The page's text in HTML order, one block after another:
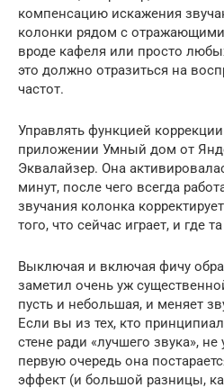
компенсацию искажения
колонки рядом с
вроде кафеля или просто
это должно отразиться на
частот.
Управлять функцией
приложении Умный дом от
Эквалайзер. Она
минут, после чего всегда
звучания колонка
того, что сейчас играет, и где
Выключая и включая фичу
заметил очень уж
пусть и небольшая, и меняет
Если вы из тех, кто
стене ради «лучшего звука», не
первую очередь она
эффект (и большой разницы,